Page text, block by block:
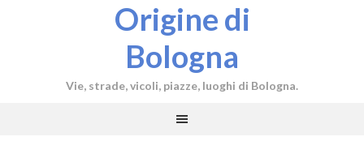
Origine di
Bologna
Vie, strade, vicoli, piazze, luoghi di Bologna.